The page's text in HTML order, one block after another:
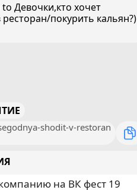
Девочки,кто хочет
ресторан/покурить кальян?)
shodit-v-restoran
на ВК фест 19